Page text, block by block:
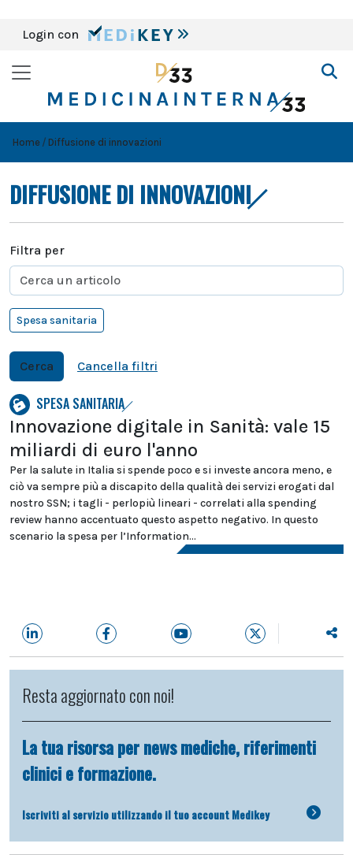
Login con
Home Diffusione di innovazioni
DIFFUSIONE DI INNOVAZIONI
Filtra per
Spesa sanitaria
Cerca Cancella filtri
SPESA SANITARIA
Innovazione digitale in Sanità: vale 15
miliardi di euro l'anno
Per la salute in Italia si spende poco e si investe ancora meno, e
ciò va sempre più a discapito della qualità dei servizi erogati dal
nostro SSN; i tagli - perlopiù lineari - correlati alla spending
review hanno accentuato questo aspetto negativo. In questo
scenario la spesa per l’Information...
Resta aggiornato con noi!
La tua risorsa per news mediche, riferimenti
clinici e formazione.
Iscriviti al servizio utilizzando il tuo account Medikey